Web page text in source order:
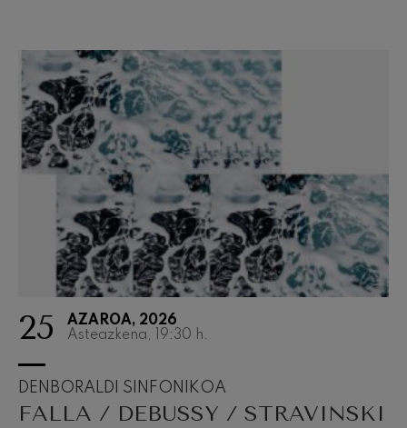
25
AZAROA, 2026
Asteazkena, 19:30 h.
DENBORALDI SINFONIKOA
FALLA / DEBUSSY / STRAVINSKI